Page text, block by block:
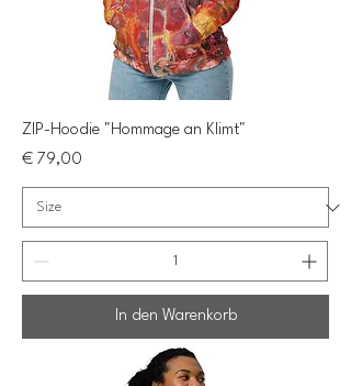
ZIP-Hoodie "Hommage an Klimt"
Preis
€ 79,00
In den Warenkorb